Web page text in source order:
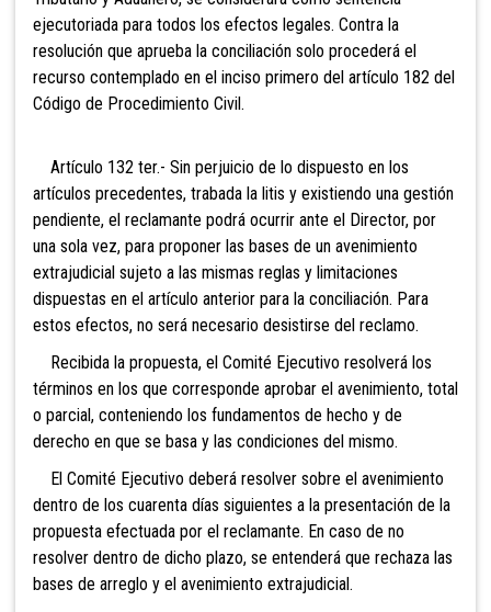
ejecutoriada para todos los efectos legales. Contra la
resolución que aprueba la conciliación solo procederá el
recurso contemplado en el inciso primero del artículo 182 del
Código de Procedimiento Civil.
Artículo 132 ter.- Sin perjuicio de lo dispuesto en los
artículos precedentes, trabada la litis y existiendo una gestión
pendiente, el reclamante podrá ocurrir ante el Director, por
una sola vez, para proponer las bases de un avenimiento
extrajudicial sujeto a las mismas reglas y limitaciones
dispuestas en el artículo anterior para la conciliación. Para
estos efectos, no será necesario desistirse del reclamo.
Recibida la propuesta, el Comité Ejecutivo resolverá los
términos en los que corresponde aprobar el avenimiento, total
o parcial, conteniendo los fundamentos de hecho y de
derecho en que se basa y las condiciones del mismo.
El Comité Ejecutivo deberá resolver sobre el avenimiento
dentro de los cuarenta días siguientes a la presentación de la
propuesta efectuada por el reclamante. En caso de no
resolver dentro de dicho plazo, se entenderá que rechaza las
bases de arreglo y el avenimiento extrajudicial.